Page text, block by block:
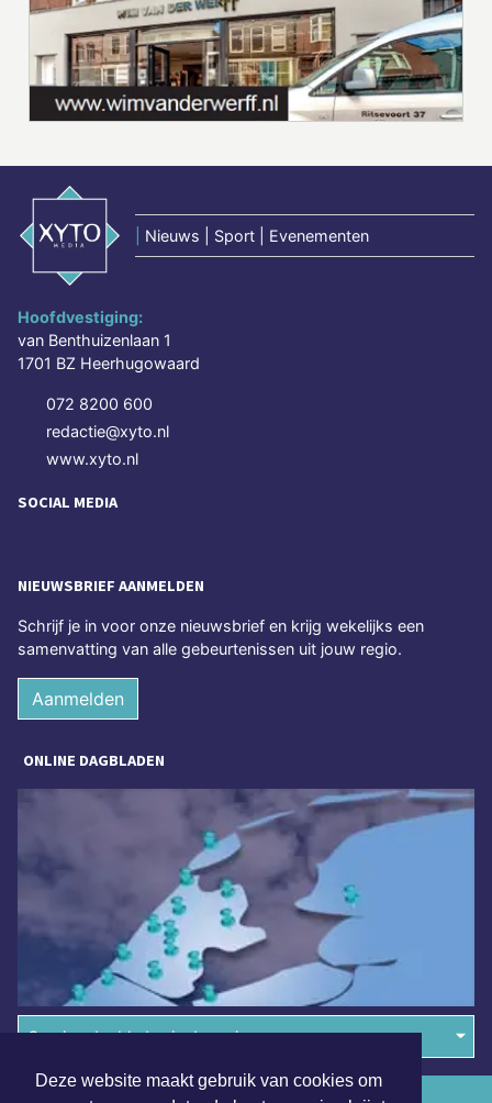
Deze website maakt gebruik van cookies om
Nieuws | Sport | Evenementen
Hoofdvestiging:
van Benthuizenlaan 1
1701 BZ Heerhugowaard
072 8200 600
redactie@xyto.nl
www.xyto.nl
SOCIAL MEDIA
NIEUWSBRIEF AANMELDEN
Schrijf je in voor onze nieuwsbrief en krijg wekelijks een
samenvatting van alle gebeurtenissen uit jouw regio.
Aanmelden
ONLINE DAGBLADEN
Overige dagbladen in de regio